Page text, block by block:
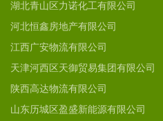
湖北青山区力诺化工有限公司
河北恒鑫房地产有限公司
江西广安物流有限公司
天津河西区天御贸易集团有限公司
陕西高达物流有限公司
山东历城区盈盛新能源有限公司